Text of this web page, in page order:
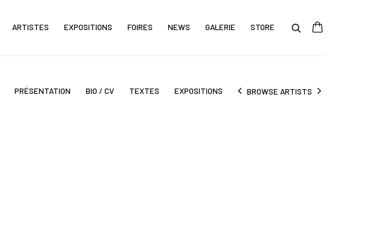
ARTISTES EXPOSITIONS FOIRES NEWS GALERIE STORE
PRÉSENTATION BIO / CV TEXTES EXPOSITIONS BROWSE ARTISTS